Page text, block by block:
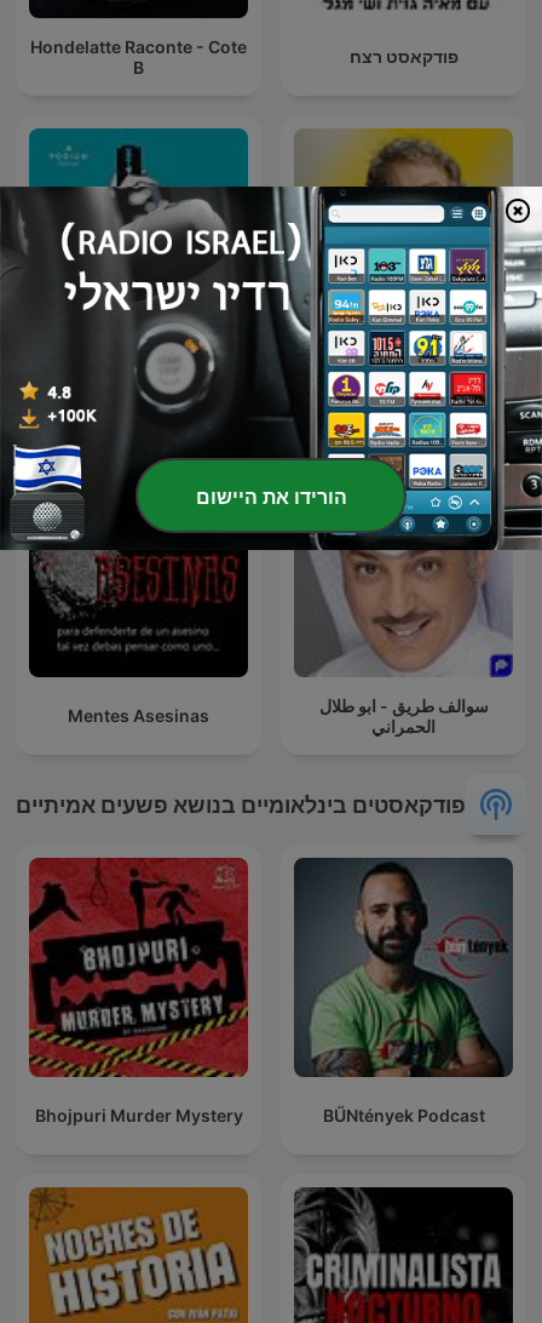
פודקאסט רצח
Hondelatte Raconte - Cote
B
100% HONDELATTE
Negra y criminal
سوالف طريق - ابو طلال
الحمراني
Mentes Asesinas
פודקאסטים בינלאומיים בנושא פשעים אמיתיים
BŰNtények Podcast
Bhojpuri Murder Mystery
הורידו את היישום